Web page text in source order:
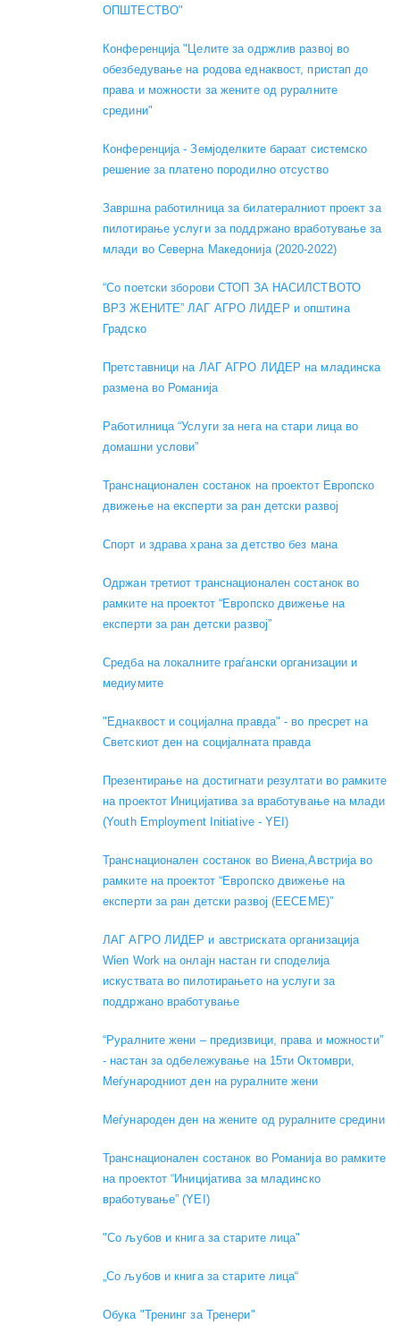
ОПШТЕСТВО"
Конференција "Целите за одржлив развој во
обезбедување на родова еднаквост, пристап до
права и можности за жените од руралните
средини"
Конференција - Земјоделките бараат системско
решение за платено породилно отсуство
Завршна работилница за билатералниот проект за
пилотирање услуги за поддржано вработување за
млади во Северна Македонија (2020-2022)
“Со поетски зборови СТОП ЗА НАСИЛСТВОТО
ВРЗ ЖЕНИТЕ” ЛАГ АГРО ЛИДЕР и општина
Градско
Претставници на ЛАГ АГРО ЛИДЕР на младинска
размена во Романија
Работилница “Услуги за нега на стари лица во
домашни услови”
Транснационален состанок на проектот Европско
движење на експерти за ран детски развој
Спорт и здрава храна за детство без мана
Одржан третиот транснационален состанок во
рамките на проектот “Европско движење на
експерти за ран детски развој”
Средба на локалните граѓански организации и
медиумите
"Еднаквост и социјална правда" - во пресрет на
Светскиот ден на социјалната правда
Презентирање на достигнати резултати во рамките
на проектот Иницијатива за вработување на млади
(Youth Employment Initiative - YEI)
Транснационален состанок во Виена,Австрија во
рамките на проектот “Европско движење на
експерти за ран детски развој (EECEME)”
ЛАГ АГРО ЛИДЕР и австриската организација
Wien Work на онлајн настан ги споделија
искуствата во пилотирањето на услуги за
поддржано вработување
“Руралните жени – предизвици, права и можности”
- настан за одбележување на 15ти Октомври,
Меѓународниот ден на руралните жени
Меѓународен ден на жените од руралните средини
Транснационален состанок во Романија во рамките
на проектот “Иницијатива за младинско
вработување” (YEI)
"Со љубов и книга за старите лица"
„Со љубов и книга за старите лица“
Обука "Тренинг за Тренери"